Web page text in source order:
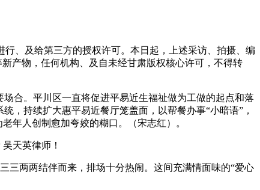
、及给第三方的授权许可。本日起，上述采访、拍摄、编
产物，任何机构、及自未经甘肃版权核心许可，不得转
合。平川区一直将促进平易近生福祉做为工做的起点和落
，持续扩大惠平易近餐厅笼盖面，以帮餐办事“小暗语”，
年人创制愈加夸姣的糊口。（宋志红）。
天英律师！
两两结伴而来，排场十分热闹。这间充满情面味的“爱心